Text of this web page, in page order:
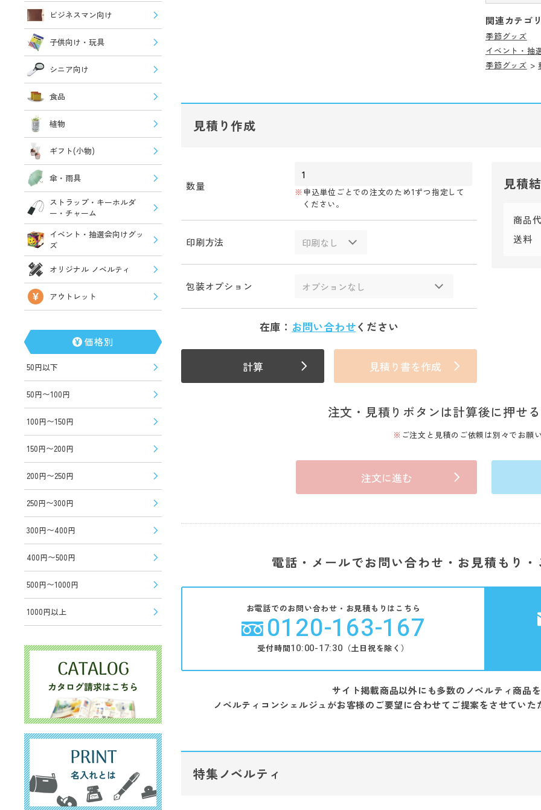
ビジネスマン向け
子供向け・玩具
シニア向け
食品
植物
ギフト(小物)
傘・雨具
ストラップ・キーホルダ
ー・チャーム
イベント・抽選会向けグッ
ズ
オリジナル ノベルティ
アウトレット
価格別
50円以下
50円〜100円
100円〜150円
150円〜200円
200円〜250円
250円〜300円
300円〜400円
400円〜500円
500円〜1000円
1000円以上
関連カテゴ
季節グッズ
イベント・抽
季節グッズ >
見積り作成
数量
申込単位ごとでの注文のため1ずつ指定して
ください。
印刷方法
包装オプション
在庫： お問い合わせください
計算 見積り書を作成
見積
商品代
送料
注文・見積りボタンは計算後に押せる
ご注文と見積のご依頼は別々でお願
注文に進む
電話・メールでお問い合わせ・お見積もり・
お電話でのお問い合わせ・お見積もりはこちら
0120-163-167
受付時間10:00-17:30 （土日祝を除く）
サイト掲載商品以外にも多数のノベルティ商品
ノベルティコンシェルジュがお客様のご要望に合わせてご提案をさせていた
特集ノベルティ